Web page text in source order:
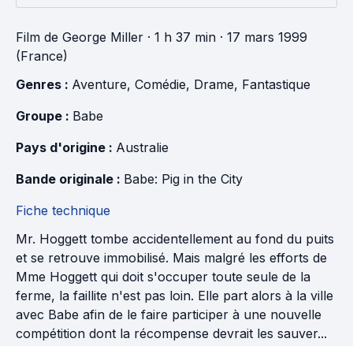
Film de George Miller · 1 h 37 min · 17 mars 1999
(France)
Genres : Aventure, Comédie, Drame, Fantastique
Groupe : Babe
Pays d'origine : Australie
Bande originale : Babe: Pig in the City
Fiche technique
Mr. Hoggett tombe accidentellement au fond du puits
et se retrouve immobilisé. Mais malgré les efforts de
Mme Hoggett qui doit s'occuper toute seule de la
ferme, la faillite n'est pas loin. Elle part alors à la ville
avec Babe afin de le faire participer à une nouvelle
compétition dont la récompense devrait les sauver...